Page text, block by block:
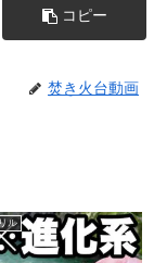
コピー
焚き火台動画
ル